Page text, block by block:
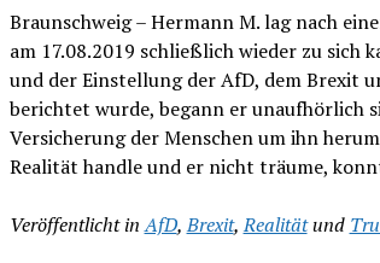
Braunschweig – Hermann M. lag nach
am 17.08.2019 schließlich wieder zu sich
und der Einstellung der AfD, dem Brexit
berichtet wurde, begann er unaufhörlich
Versicherung der Menschen um ihn
Realität handle und er nicht träume,
Veröffentlicht in AfD,Brexit,Realitätund